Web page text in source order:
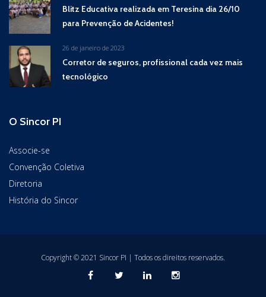
Blitz Educativa realizada em Teresina dia 26/10
para Prevenção de Acidentes!
26 de janeiro de 2023
Corretor de seguros, profissional cada vez mais
tecnológico
O Sincor PI
Associe-se
Convenção Coletiva
Diretoria
História do Sincor
Copyright © 2021 Sincor PI | Todos os direitos reservados.